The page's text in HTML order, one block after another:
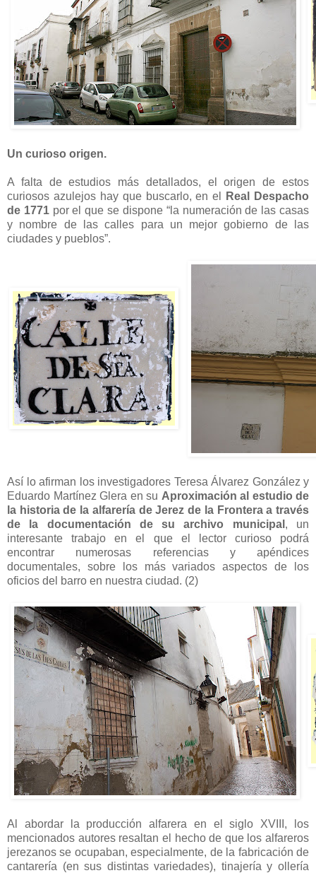
Un curioso origen.
A falta de estudios más detallados, el origen de estos
curiosos azulejos hay que buscarlo, en el
Real Despacho
de 1771por el que se dispone “la numeración de las casas
y nombre de las calles para un mejor gobierno de las
ciudades y pueblos”.
Así lo afirman los investigadores Teresa Álvarez González y
Eduardo Martínez Glera en su Aproximación al estudio de
la historia de la alfarería de Jerez de la Frontera a través
de la documentación de su archivo municipal , un
interesante trabajo en el que el lector curioso podrá
encontrar numerosas referencias y apéndices
documentales, sobre los más variados aspectos de los
oficios del barro en nuestra ciudad. (2)
Al abordar la producción alfarera en el siglo XVIII, los
mencionados autores resaltan el hecho de que los alfareros
jerezanos se ocupaban, especialmente, de la fabricación de
cantarería (en sus distintas variedades), tinajería y ollería